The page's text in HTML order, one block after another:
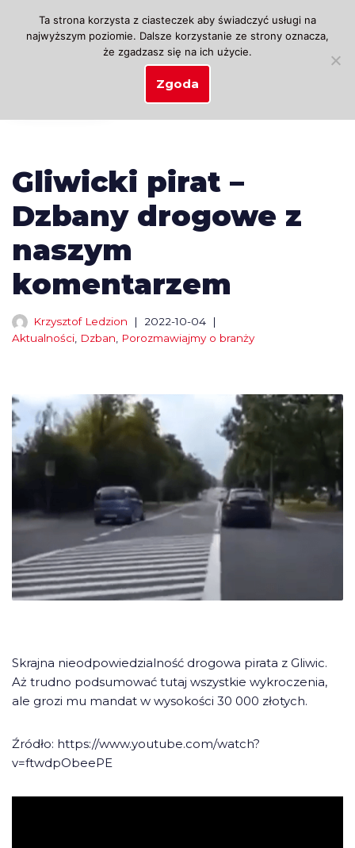
Przejdź
Gliwicki pirat –
Dzbany drogowe z
naszym
komentarzem
Krzysztof Ledzion
2022-10-04
Aktualności Dzban Porozmawiajmy o branży
Skrajna nieodpowiedzialność drogowa pirata z Gliwic.
Aż trudno podsumować tutaj wszystkie wykroczenia,
ale grozi mu mandat w wysokości 30 000 złotych.
Źródło: https://www.youtube.com/watch?
v=ftwdpObeePE
Ta strona korzysta z ciasteczek aby świadczyć usługi na
najwyższym poziomie. Dalsze korzystanie ze strony oznacza,
że zgadzasz się na ich użycie.
Zgoda